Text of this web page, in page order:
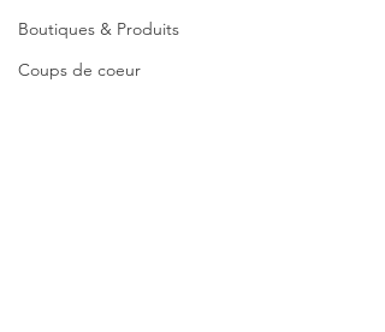
Boutiques & Produits
Coups de coeur